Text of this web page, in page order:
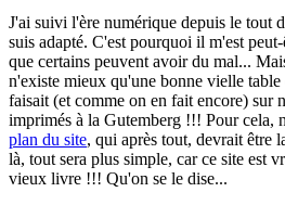
J'ai suivi l'ère numérique depuis le tout
suis adapté. C'est pourquoi il m'est
que certains peuvent avoir du mal...
n'existe mieux qu'une bonne vielle table
faisait (et comme on en fait encore) sur
imprimés à la Gutemberg !!! Pour cela,
plan du site, qui après tout, devrait être
là, tout sera plus simple, car ce site est
vieux livre !!! Qu'on se le dise...